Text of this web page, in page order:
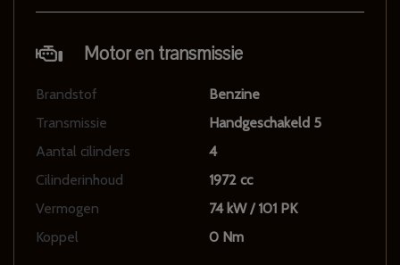
Motor en transmissie
Brandstof
Benzine
Transmissie
Handgeschakeld 5
Aantal cilinders
4
Cilinderinhoud
1972 cc
Vermogen
74 kW / 101 PK
Koppel
0 Nm